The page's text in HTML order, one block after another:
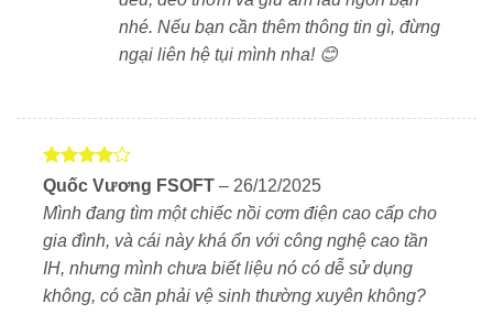
trong ra ngoài, dẻo mềm và giàu vị ngọt tự nhiên. Với
nhiệt độ nấu đạt110–115°C , JPW-D180 tái hiện
hương vị
Lòng nồi dày, phủ
truyền nhiệt sâu và giữ ẩm tối ưu. Cơm nấu xong
không chỉ mềm dẻo mà còn có độ bóng mượt, thơm
ngon lâu hơn. Đây là bí quyết tạo nên chất lượng cơm
khác biệt của dòng Tiger.
nhé. Nếu bạn cần thêm thông tin gì, đừng
ngại liên hệ tụi mình nha! 😊
Được
xếp hạng
45 sao
Quốc Vương FSOFT – 26/12/2025
Mình đang tìm một chiếc nồi cơm điện cao cấp cho
gia đình, và cái này khá ổn với công nghệ cao tần
IH, nhưng mình chưa biết liệu nó có dễ sử dụng
không, có cần phải vệ sinh thường xuyên không?